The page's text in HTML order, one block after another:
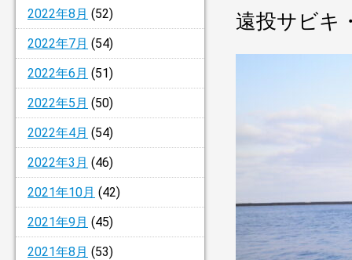
2022年8月 (52)
2022年7月 (54)
2022年6月 (51)
2022年5月 (50)
2022年4月 (54)
2022年3月 (46)
2021年10月 (42)
2021年9月 (45)
2021年8月 (53)
遠投サビキ